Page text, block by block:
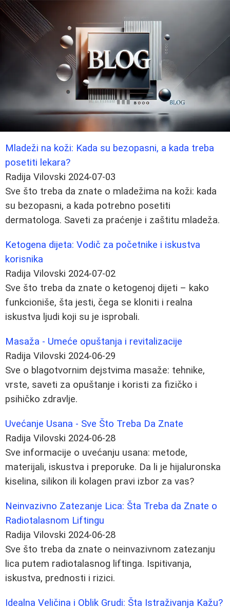
Mladeži na koži: Kada su bezopasni, a kada treba
posetiti lekara?
Radija Vilovski 2024-07-03
Sve što treba da znate o mladežima na koži: kada
su bezopasni, a kada potrebno posetiti
dermatologa. Saveti za praćenje i zaštitu mladeža.
Ketogena dijeta: Vodič za početnike i iskustva
korisnika
Radija Vilovski 2024-07-02
Sve što treba da znate o ketogenoj dijeti – kako
funkcioniše, šta jesti, čega se kloniti i realna
iskustva ljudi koji su je isprobali.
Masaža - Umeće opuštanja i revitalizacije
Radija Vilovski 2024-06-29
Sve o blagotvornim dejstvima masaže: tehnike,
vrste, saveti za opuštanje i koristi za fizičko i
psihičko zdravlje.
Uvećanje Usana - Sve Što Treba Da Znate
Radija Vilovski 2024-06-28
Sve informacije o uvećanju usana: metode,
materijali, iskustva i preporuke. Da li je hijaluronska
kiselina, silikon ili kolagen pravi izbor za vas?
Neinvazivno Zatezanje Lica: Šta Treba da Znate o
Radiotalasnom Liftingu
Radija Vilovski 2024-06-28
Sve što treba da znate o neinvazivnom zatezanju
lica putem radiotalasnog liftinga. Ispitivanja,
iskustva, prednosti i rizici.
Idealna Veličina i Oblik Grudi: Šta Istraživanja Kažu?